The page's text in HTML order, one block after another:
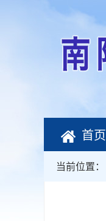
首页
当前位置：